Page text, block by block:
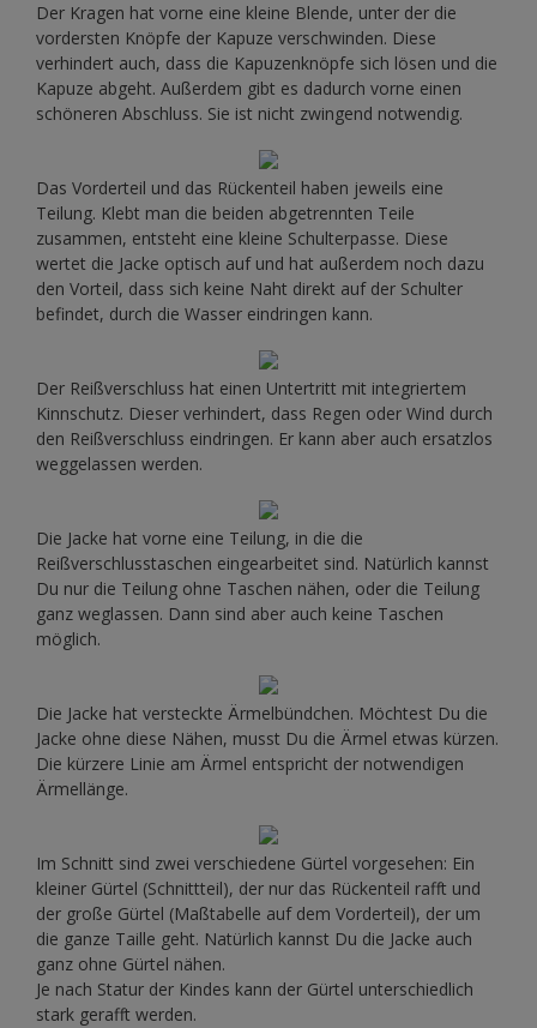
Der Kragen hat vorne eine kleine Blende, unter der die
vordersten Knöpfe der Kapuze verschwinden. Diese
verhindert auch, dass die Kapuzenknöpfe sich lösen und die
Kapuze abgeht. Außerdem gibt es dadurch vorne einen
schöneren Abschluss. Sie ist nicht zwingend notwendig.
Das Vorderteil und das Rückenteil haben jeweils eine
Teilung. Klebt man die beiden abgetrennten Teile
zusammen, entsteht eine kleine Schulterpasse. Diese
wertet die Jacke optisch auf und hat außerdem noch dazu
den Vorteil, dass sich keine Naht direkt auf der Schulter
befindet, durch die Wasser eindringen kann.
Der Reißverschluss hat einen Untertritt mit integriertem
Kinnschutz. Dieser verhindert, dass Regen oder Wind durch
den Reißverschluss eindringen. Er kann aber auch ersatzlos
weggelassen werden.
Die Jacke hat vorne eine Teilung, in die die
Reißverschlusstaschen eingearbeitet sind. Natürlich kannst
Du nur die Teilung ohne Taschen nähen, oder die Teilung
ganz weglassen. Dann sind aber auch keine Taschen
möglich.
Die Jacke hat versteckte Ärmelbündchen. Möchtest Du die
Jacke ohne diese Nähen, musst Du die Ärmel etwas kürzen.
Die kürzere Linie am Ärmel entspricht der notwendigen
Ärmellänge.
Im Schnitt sind zwei verschiedene Gürtel vorgesehen: Ein
kleiner Gürtel (Schnittteil), der nur das Rückenteil rafft und
der große Gürtel (Maßtabelle auf dem Vorderteil), der um
die ganze Taille geht. Natürlich kannst Du die Jacke auch
ganz ohne Gürtel nähen.
Je nach Statur der Kindes kann der Gürtel unterschiedlich
stark gerafft werden.